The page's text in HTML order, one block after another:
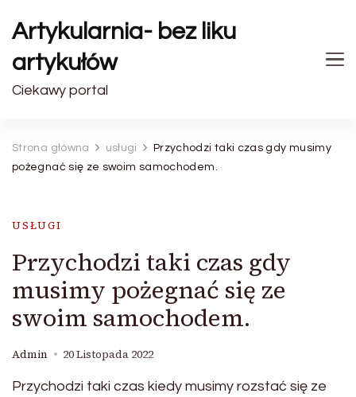
Artykularnia- bez liku
artykułów
Ciekawy portal
Strona główna usługi
Przychodzi taki czas gdy musimy
pożegnać się ze swoim samochodem.
USŁUGI
Przychodzi taki czas gdy
musimy pożegnać się ze
swoim samochodem.
Admin 20 Listopada 2022
Przychodzi taki czas kiedy musimy rozstać się ze